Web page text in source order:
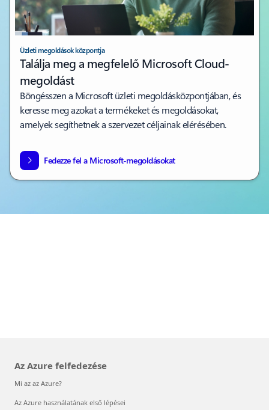
Üzleti megoldások központja
Találja meg a megfelelő Microsoft Cloud-
megoldást
Böngésszen a Microsoft üzleti megoldásközpontjában, és
keresse meg azokat a termékeket és megoldásokat,
amelyek segíthetnek a szervezet céljainak elérésében.
Fedezze fel a Microsoft-megoldásokat
Az Azure felfedezése
Mi az az Azure?
Az Azure használatának első lépései